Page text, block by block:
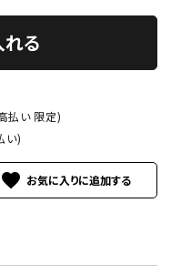
れる
払い 限定)
い)
favorite